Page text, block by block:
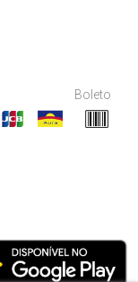
Boleto